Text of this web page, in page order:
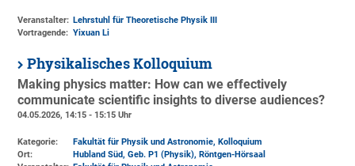
Veranstalter: Lehrstuhl für Theoretische Physik III
Vortragende: Yixuan Li
Physikalisches Kolloquium
Making physics matter: How can we effectively
communicate scientific insights to diverse audiences?
04.05.2026, 14:15 - 15:15 Uhr
Kategorie:
Fakultät für Physik und Astronomie, Kolloquium
Ort:
Hubland Süd, Geb. P1 (Physik), Röntgen-Hörsaal